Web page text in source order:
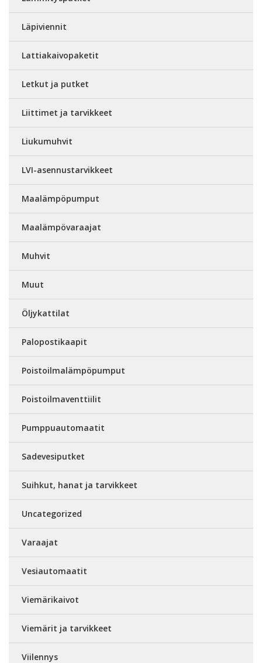
Läpiviennit
Lattiakaivopaketit
Letkut ja putket
Liittimet ja tarvikkeet
Liukumuhvit
LVI-asennustarvikkeet
Maalämpöpumput
Maalämpövaraajat
Muhvit
Muut
Öljykattilat
Palopostikaapit
Poistoilmalämpöpumput
Poistoilmaventtiilit
Pumppuautomaatit
Sadevesiputket
Suihkut, hanat ja tarvikkeet
Uncategorized
Varaajat
Vesiautomaatit
Viemärikaivot
Viemärit ja tarvikkeet
Viilennys